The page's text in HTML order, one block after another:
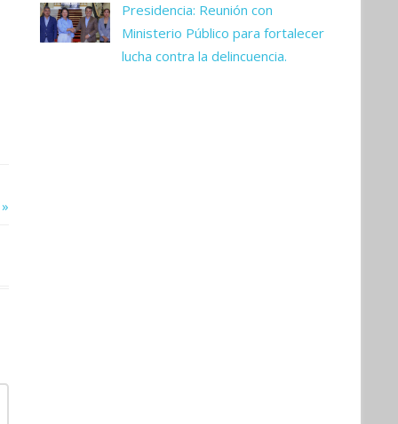
Presidencia: Reunión con
Ministerio Público para fortalecer
lucha contra la delincuencia.